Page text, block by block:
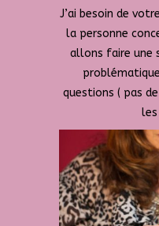
J’ai besoin de
la personne
allons faire une
questions ( pas